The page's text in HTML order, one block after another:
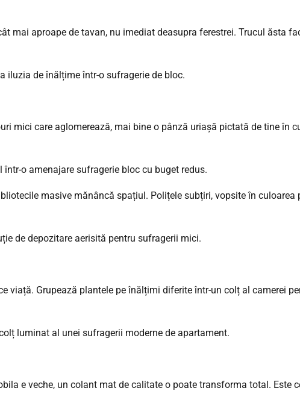
mai aproape de tavan, nu imediat deasupra ferestrei. Trucul ăsta
mici care aglomerează, mai bine o pânză uriașă pictată de tine în
masive mănâncă spațiul. Polițele subțiri, vopsite în culoarea
viață. Grupează plantele pe înălțimi diferite într-un colț al camerei
e veche, un colant mat de calitate o poate transforma total. Este